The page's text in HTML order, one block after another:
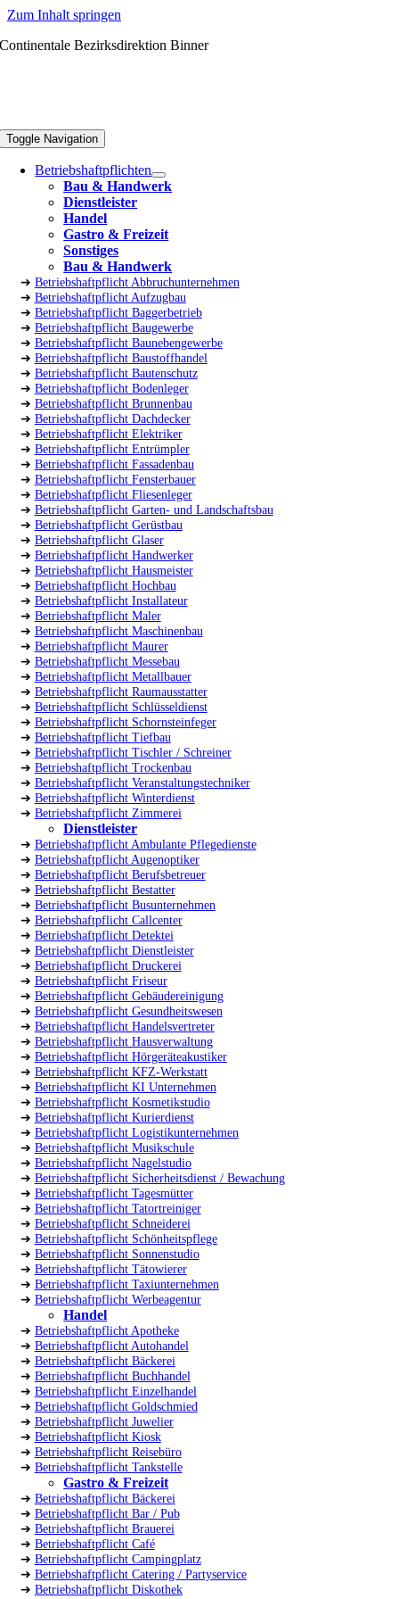
Zum Inhalt springen
Continentale Bezirksdirektion Binner
Toggle Navigation
Betriebshaftpflichten
Bau & Handwerk
Dienstleister
Handel
Gastro & Freizeit
Sonstiges
Bau & Handwerk
➔ Betriebshaftpflicht Abbruchunternehmen
➔ Betriebshaftpflicht Aufzugbau
➔ Betriebshaftpflicht Baggerbetrieb
➔ Betriebshaftpflicht Baugewerbe
➔ Betriebshaftpflicht Baunebengewerbe
➔ Betriebshaftpflicht Baustoffhandel
➔ Betriebshaftpflicht Bautenschutz
➔ Betriebshaftpflicht Bodenleger
➔ Betriebshaftpflicht Brunnenbau
➔ Betriebshaftpflicht Dachdecker
➔ Betriebshaftpflicht Elektriker
➔ Betriebshaftpflicht Entrümpler
➔ Betriebshaftpflicht Fassadenbau
➔ Betriebshaftpflicht Fensterbauer
➔ Betriebshaftpflicht Fliesenleger
➔ Betriebshaftpflicht Garten- und Landschaftsbau
➔ Betriebshaftpflicht Gerüstbau
➔ Betriebshaftpflicht Glaser
➔ Betriebshaftpflicht Handwerker
➔ Betriebshaftpflicht Hausmeister
➔ Betriebshaftpflicht Hochbau
➔ Betriebshaftpflicht Installateur
➔ Betriebshaftpflicht Maler
➔ Betriebshaftpflicht Maschinenbau
➔ Betriebshaftpflicht Maurer
➔ Betriebshaftpflicht Messebau
➔ Betriebshaftpflicht Metallbauer
➔ Betriebshaftpflicht Raumausstatter
➔ Betriebshaftpflicht Schlüsseldienst
➔ Betriebshaftpflicht Schornsteinfeger
➔ Betriebshaftpflicht Tiefbau
➔ Betriebshaftpflicht Tischler / Schreiner
➔ Betriebshaftpflicht Trockenbau
➔ Betriebshaftpflicht Veranstaltungstechniker
➔ Betriebshaftpflicht Winterdienst
➔ Betriebshaftpflicht Zimmerei
Dienstleister
➔ Betriebshaftpflicht Ambulante Pflegedienste
➔ Betriebshaftpflicht Augenoptiker
➔ Betriebshaftpflicht Berufsbetreuer
➔ Betriebshaftpflicht Bestatter
➔ Betriebshaftpflicht Busunternehmen
➔ Betriebshaftpflicht Callcenter
➔ Betriebshaftpflicht Detektei
➔ Betriebshaftpflicht Dienstleister
➔ Betriebshaftpflicht Druckerei
➔ Betriebshaftpflicht Friseur
➔ Betriebshaftpflicht Gebäudereinigung
➔ Betriebshaftpflicht Gesundheitswesen
➔ Betriebshaftpflicht Handelsvertreter
➔ Betriebshaftpflicht Hausverwaltung
➔ Betriebshaftpflicht Hörgeräteakustiker
➔ Betriebshaftpflicht KFZ-Werkstatt
➔ Betriebshaftpflicht KI Unternehmen
➔ Betriebshaftpflicht Kosmetikstudio
➔ Betriebshaftpflicht Kurierdienst
➔ Betriebshaftpflicht Logistikunternehmen
➔ Betriebshaftpflicht Musikschule
➔ Betriebshaftpflicht Nagelstudio
➔ Betriebshaftpflicht Sicherheitsdienst / Bewachung
➔ Betriebshaftpflicht Tagesmütter
➔ Betriebshaftpflicht Tatortreiniger
➔ Betriebshaftpflicht Schneiderei
➔ Betriebshaftpflicht Schönheitspflege
➔ Betriebshaftpflicht Sonnenstudio
➔ Betriebshaftpflicht Tätowierer
➔ Betriebshaftpflicht Taxiunternehmen
➔ Betriebshaftpflicht Werbeagentur
Handel
➔ Betriebshaftpflicht Apotheke
➔ Betriebshaftpflicht Autohandel
➔ Betriebshaftpflicht Bäckerei
➔ Betriebshaftpflicht Buchhandel
➔ Betriebshaftpflicht Einzelhandel
➔ Betriebshaftpflicht Goldschmied
➔ Betriebshaftpflicht Juwelier
➔ Betriebshaftpflicht Kiosk
➔ Betriebshaftpflicht Reisebüro
➔ Betriebshaftpflicht Tankstelle
Gastro & Freizeit
➔ Betriebshaftpflicht Bäckerei
➔ Betriebshaftpflicht Bar / Pub
➔ Betriebshaftpflicht Brauerei
➔ Betriebshaftpflicht Café
➔ Betriebshaftpflicht Campingplatz
➔ Betriebshaftpflicht Catering / Partyservice
➔ Betriebshaftpflicht Diskothek